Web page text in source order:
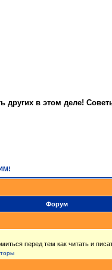
других в этом деле!
Форум
перед тем как читать и